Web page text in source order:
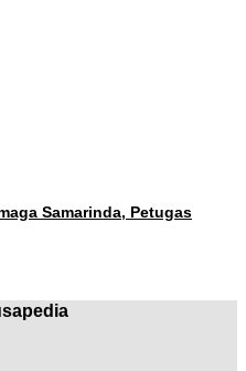
Samarinda, Petugas